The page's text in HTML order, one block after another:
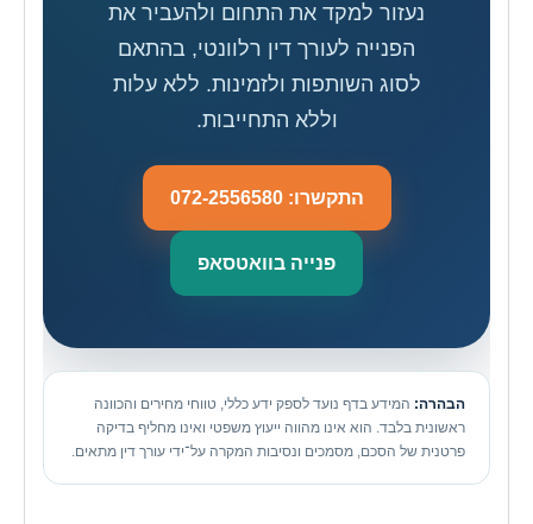
נעזור למקד את התחום ולהעביר את
הפנייה לעורך דין רלוונטי, בהתאם
לסוג השותפות ולזמינות. ללא עלות
וללא התחייבות.
התקשרו: 072-2556580
פנייה בוואטסאפ
הבהרה: המידע בדף נועד לספק ידע כללי, טווחי מחירים והכוונה
ראשונית בלבד. הוא אינו מהווה ייעוץ משפטי ואינו מחליף בדיקה
פרטנית של הסכם, מסמכים ונסיבות המקרה על־ידי עורך דין מתאים.